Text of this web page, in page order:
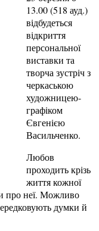
13.00 (518 ауд.)
відбудеться
відкриття
персональної
виставки та
творча зустріч з
черкаською
художницею-
графіком
Євгенією
Васильченко.
Любов
проходить крізь
життя кожної
про неї. Можливо
думки й